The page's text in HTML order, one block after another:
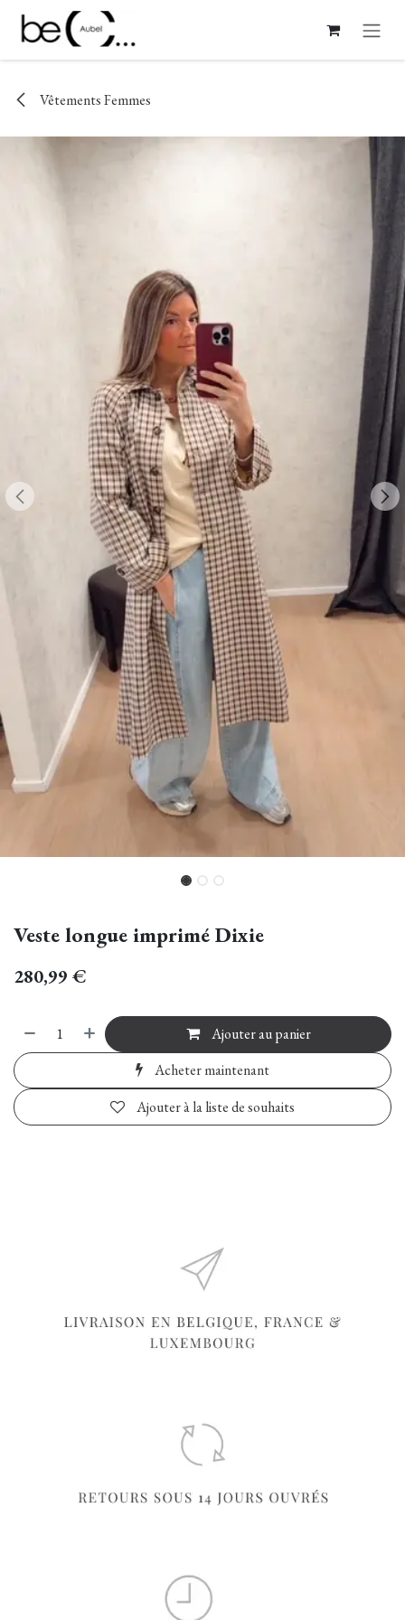
Se rendre au contenu
Vêtements Femmes
Veste longue imprimé Dixie
280,99 €
Ajouter au panier
Acheter maintenant
Ajouter à la liste de souhaits